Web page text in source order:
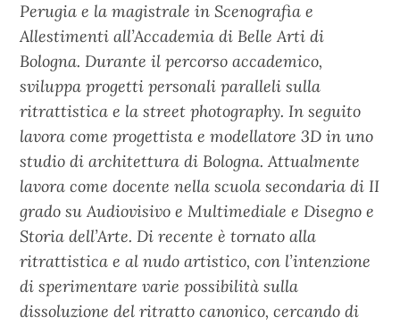
Perugia e la magistrale in Scenografia e
Allestimenti all’Accademia di Belle Arti di
Bologna. Durante il percorso accademico,
sviluppa progetti personali paralleli sulla
ritrattistica e la street photography. In seguito
lavora come progettista e modellatore 3D in uno
studio di architettura di Bologna. Attualmente
lavora come docente nella scuola secondaria di II
grado su Audiovisivo e Multimediale e Disegno e
Storia dell’Arte. Di recente è tornato alla
ritrattistica e al nudo artistico, con l’intenzione
di sperimentare varie possibilità sulla
dissoluzione del ritratto canonico, cercando di